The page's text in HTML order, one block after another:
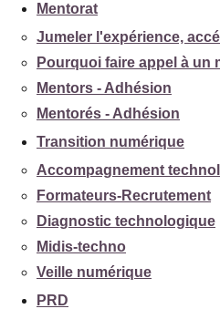
Mentorat
Jumeler l'expérience,
Pourquoi faire appel à un
Mentors - Adhésion
Mentorés - Adhésion
Transition numérique
Accompagnement
Formateurs-Recrutement
Diagnostic technologique
Midis-techno
Veille numérique
PRD